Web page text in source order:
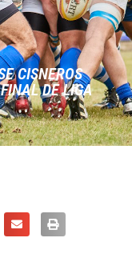
CISNEROS
DE LIGA